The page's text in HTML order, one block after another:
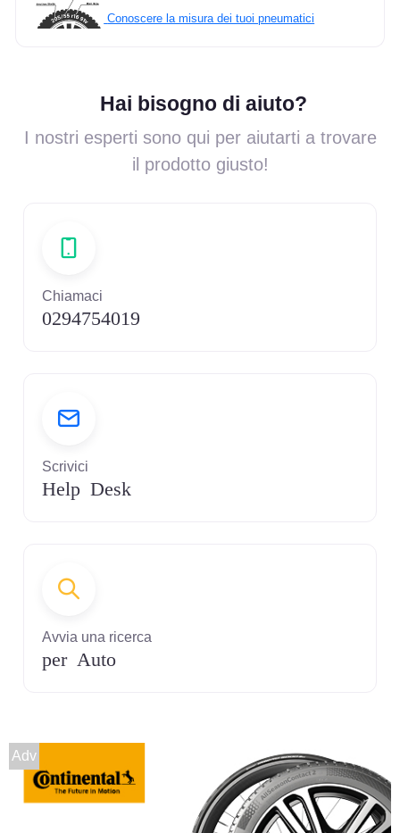
Conoscere la misura dei tuoi pneumatici
Hai bisogno di aiuto?
I nostri esperti sono qui per aiutarti a trovare
il prodotto giusto!
Chiamaci
0294754019
Scrivici
Help Desk
Avvia una ricerca
per Auto
Adv